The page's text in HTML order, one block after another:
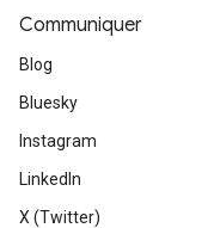
Communiquer
Blog
Bluesky
Instagram
LinkedIn
X (Twitter)